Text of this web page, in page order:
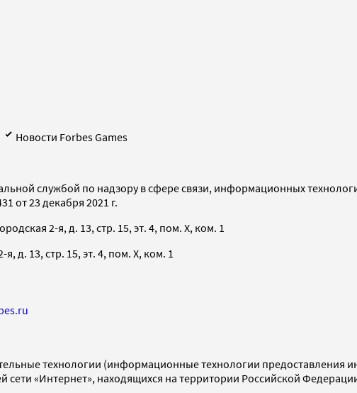
Новости Forbes Games
службой по надзору в сфере связи, информационных
от 23 декабря 2021 г.
2-я, д. 13, стр. 15, эт. 4, пом. X, ком. 1
д. 13, стр. 15, эт. 4, пом. X, ком. 1
технологии (информационные технологии предоставления
сети «Интернет», находящихся на территории Российской